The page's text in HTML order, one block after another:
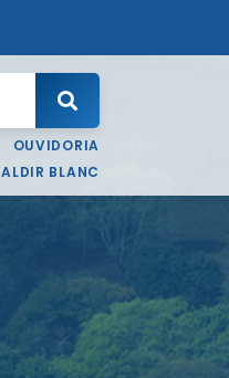
OUVIDORIA
ALDIR BLANC